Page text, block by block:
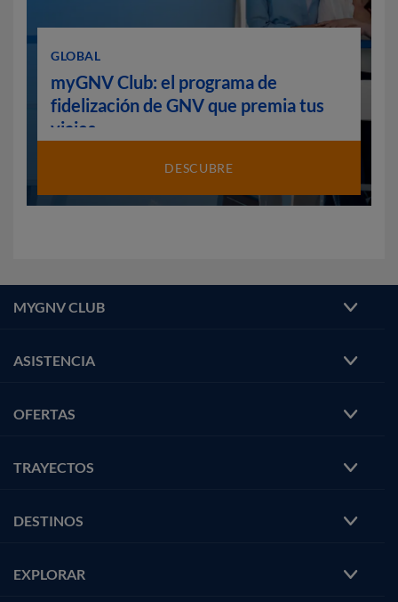
GLOBAL
myGNV Club: el programa de
fidelización de GNV que premia tus
viajes
DESCUBRE
MYGNV CLUB
ASISTENCIA
OFERTAS
TRAYECTOS
DESTINOS
EXPLORAR